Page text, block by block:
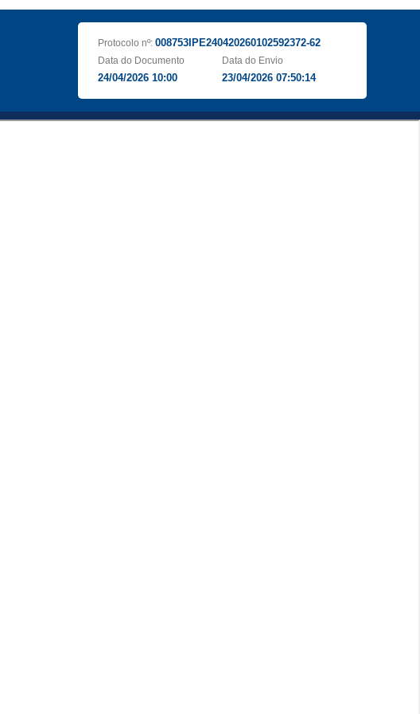
Protocolo nº: 008753IPE240420260102592372-62
Data do Documento
24/04/2026 10:00
Data do Envio
23/04/2026 07:50:14